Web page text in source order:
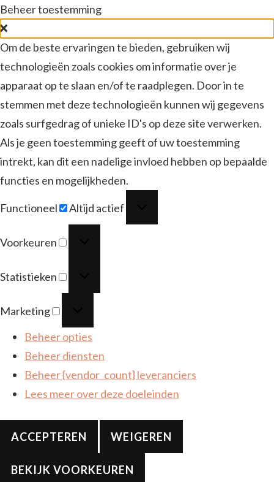
Beheer toestemming
Om de beste ervaringen te bieden, gebruiken wij
technologieën zoals cookies om informatie over je
apparaat op te slaan en/of te raadplegen. Door in te
stemmen met deze technologieën kunnen wij gegevens
zoals surfgedrag of unieke ID's op deze site verwerken.
Als je geen toestemming geeft of uw toestemming
intrekt, kan dit een nadelige invloed hebben op bepaalde
functies en mogelijkheden.
Functioneel Altijd actief
Voorkeuren
Statistieken
Marketing
Beheer opties
Beheer diensten
Beheer {vendor_count} leveranciers
Lees meer over deze doeleinden
ACCEPTEREN WEIGEREN
BEKIJK VOORKEUREN